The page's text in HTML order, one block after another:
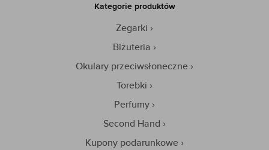
Kategorie produktów
Zegarki
Biżuteria
Okulary przeciwsłoneczne
Torebki
Perfumy
Second Hand
Kupony podarunkowe